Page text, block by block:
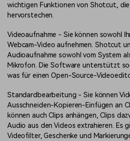
wichtigen Funktionen von Shotcut,
hervorstechen.
Videoaufnahme - Sie können sowohl
Webcam-Video aufnehmen. Shotcut
Audioaufnahme sowohl vom System
Mikrofon. Die Software unterstützt
was für einen Open-Source-
Standardbearbeitung - Sie können
Ausschneiden-Kopieren-Einfügen an
können auch Clips anhängen, Clips
Audio aus den Videos extrahieren. Es
Videofilter, Geschenke und